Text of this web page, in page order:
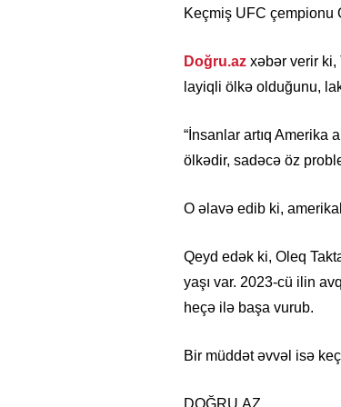
Keçmiş UFC çempionu
Doğru.az xəbər verir ki,
layiqli ölkə olduğunu,
“İnsanlar artıq Amerika
ölkədir, sadəcə öz
O əlavə edib ki,
Qeyd edək ki, Oleq
yaşı var. 2023-cü ilin
heçə ilə başa vurub.
Bir müddət əvvəl isə
DOĞRU.AZ